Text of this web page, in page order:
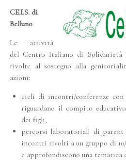
CE.I.S. di
Belluno
Le attività
del Centro Italiano di Solidarietà
rivolte al sostegno alla
azioni:
cicli di incontri/conferenze
riguardano il compito
dei figli;
percorsi laboratoriali di
incontri rivolti a un gruppo di
e approfondiscono una tematica